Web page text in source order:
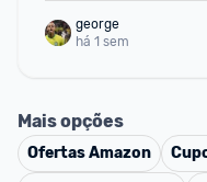
george
há 1 sem
Mais opções
OfertasAmazon